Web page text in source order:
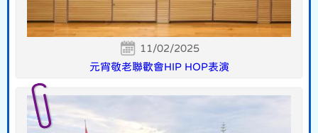
11/02/2025
元宵敬老聯歡會HIP HOP表演